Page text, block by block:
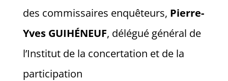
des commissaires enquêteurs, Pierre-
Yves GUIHÉNEUF, délégué général de
l’Institut de la concertation et de la
participation